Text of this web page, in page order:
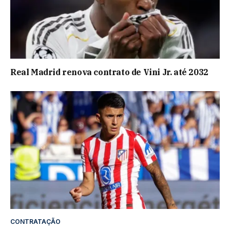
Real Madrid renova contrato de Vini Jr. até 2032
CONTRATAÇÃO